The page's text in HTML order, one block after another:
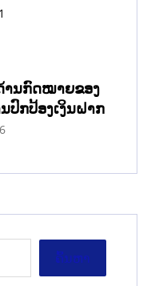
ານກົດໝາຍຂອງ
ປົກປ້ອງເງິນຝາກ